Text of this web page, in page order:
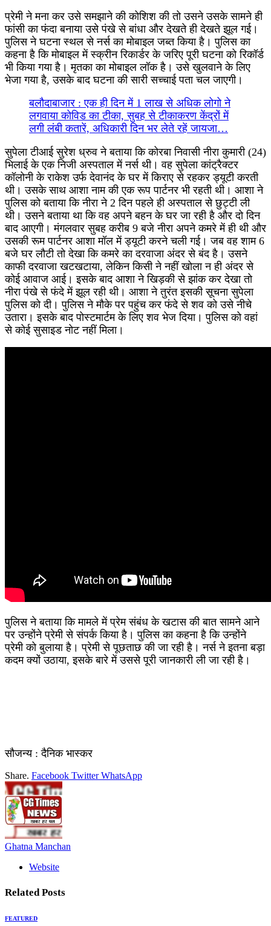
प्रेमी ने मना कर उसे समझाने की कोशिश की तो उसने उसके सामने ही
फांसी का फंदा बनाया उसे पंखे से बांधा और देखते ही देखते झूल गई।
पुलिस ने घटना स्थल से नर्स का मोबाइल जब्त किया है। पुलिस का
कहना है कि मोबाइल में स्क्रीन रिकार्डर के जरिए पूरी घटना को रिकॉर्ड
भी किया गया है। मृतका का मोबाइल लॉक है। उसे खुलवाने के लिए
भेजा गया है, उसके बाद घटना की सारी सच्चाई पता चल जाएगी।
बलौदाबाजार : एक ही दिन में 1 लाख से अधिक लोगो ने
लगवाया कोविड का टीका, सुबह से टीकाकरण केंद्रों में
लगी लंबी कतारें, अधिकारी दिन भर लेते रहें जायजा…
सुपेला टीआई सुरेश ध्रुव ने बताया कि कोरबा निवासी नीरा कुमारी (24)
भिलाई के एक निजी अस्पताल में नर्स थी। वह सुपेला कांट्रैक्टर
कॉलोनी के राकेश उर्फ देवानंद के घर में किराए से रहकर ड्यूटी करती
थी। उसके साथ आशा नाम की एक रूप पार्टनर भी रहती थी। आशा ने
पुलिस को बताया कि नीरा ने 2 दिन पहले ही अस्पताल से छुट्टी ली
थी। उसने बताया था कि वह अपने बहन के घर जा रही है और दो दिन
बाद आएगी। मंगलवार सुबह करीब 9 बजे नीरा अपने कमरे में ही थी और
उसकी रूम पार्टनर आशा मॉल में ड्यूटी करने चली गई। जब वह शाम 6
बजे घर लौटी तो देखा कि कमरे का दरवाजा अंदर से बंद है। उसने
काफी दरवाजा खटखटाया, लेकिन किसी ने नहीं खोला न ही अंदर से
कोई आवाज आई। इसके बाद आशा ने खिड़की से झांक कर देखा तो
नीरा पंखे से फंदे में झूल रही थी। आशा ने तुरंत इसकी सूचना सुपेला
पुलिस को दी। पुलिस ने मौके पर पहुंच कर फंदे से शव को उसे नीचे
उतारा। इसके बाद पोस्टमार्टम के लिए शव भेज दिया। पुलिस को वहां
से कोई सुसाइड नोट नहीं मिला।
पुलिस ने बताया कि मामले में प्रेम संबंध के खटास की बात सामने आने
पर उन्होंने प्रेमी से संपर्क किया है। पुलिस का कहना है कि उन्होंने
प्रेमी को बुलाया है। प्रेमी से पूछताछ की जा रही है। नर्स ने इतना बड़ा
कदम क्यों उठाया, इसके बारे में उससे पूरी जानकारी ली जा रही है।
सौजन्य : दैनिक भास्कर
Share. Facebook Twitter WhatsApp
Ghatna Manchan
Website
Related Posts
FEATURED